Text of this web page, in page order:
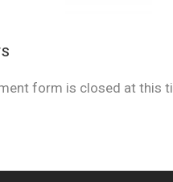
form is closed at this